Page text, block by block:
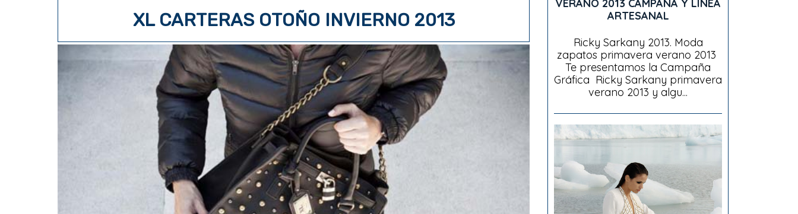
XL CARTERAS OTOÑO INVIERNO 2013
VERANO 2013 CAMPAÑA Y LÍNEA
ARTESANAL
Ricky Sarkany 2013. Moda
zapatos primavera verano 2013
Te presentamos la Campaña
Gráfica Ricky Sarkany primavera
verano 2013 y algu...